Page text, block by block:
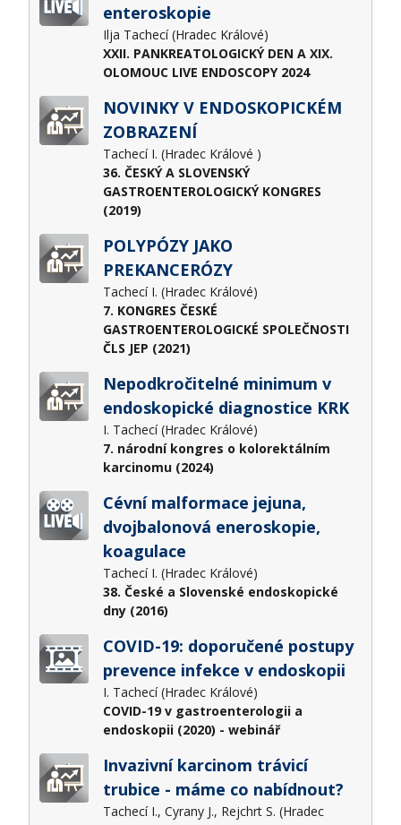
enteroskopie
Ilja Tachecí (Hradec Králové)
XXII. PANKREATOLOGICKÝ DEN A XIX.
OLOMOUC LIVE ENDOSCOPY 2024
NOVINKY V ENDOSKOPICKÉM
ZOBRAZENÍ
Tachecí I. (Hradec Králové )
36. ČESKÝ A SLOVENSKÝ
GASTROENTEROLOGICKÝ KONGRES
(2019)
POLYPÓZY JAKO
PREKANCERÓZY
Tachecí I. (Hradec Králové)
7. KONGRES ČESKÉ
GASTROENTEROLOGICKÉ SPOLEČNOSTI
ČLS JEP (2021)
Nepodkročitelné minimum v
endoskopické diagnostice KRK
I. Tachecí (Hradec Králové)
7. národní kongres o kolorektálním
karcinomu (2024)
Cévní malformace jejuna,
dvojbalonová eneroskopie,
koagulace
Tachecí I. (Hradec Králové)
38. České a Slovenské endoskopické
dny (2016)
COVID-19: doporučené postupy
prevence infekce v endoskopii
I. Tachecí (Hradec Králové)
COVID-19 v gastroenterologii a
endoskopii (2020) - webinář
Invazivní karcinom trávicí
trubice - máme co nabídnout?
Tachecí I., Cyrany J., Rejchrt S. (Hradec